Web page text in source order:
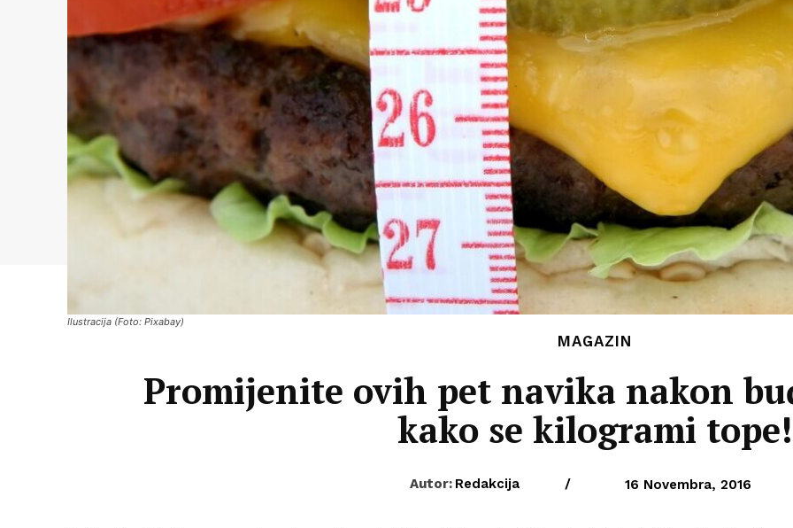
Ilustracija (Foto: Pixabay)
MAGAZIN
Promijenite ovih pet navika nakon
kako se kilogrami tope!
Autor: Redakcija / 16 Novembra, 2016